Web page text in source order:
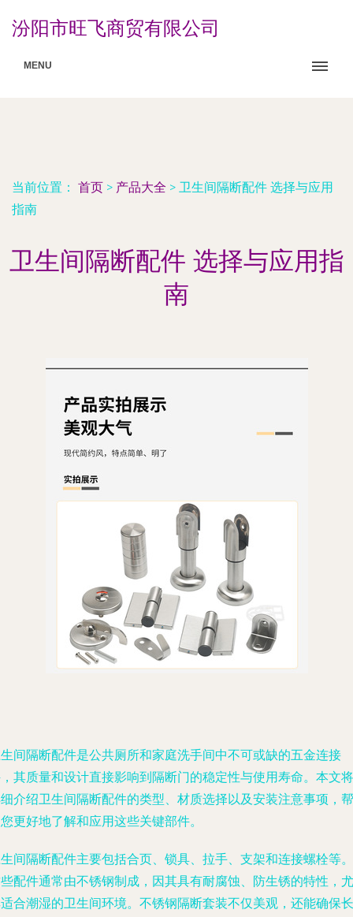
汾阳市旺飞商贸有限公司
MENU
当前位置： 首页 > 产品大全 > 卫生间隔断配件 选择与应用
指南
卫生间隔断配件 选择与应用指
南
间隔断配件是公共厕所和家庭洗手间中不可或缺的五金连接
其质量和设计直接影响到隔断门的稳定性与使用寿命。本文将
介绍卫生间隔断配件的类型、材质选择以及安装注意事项，帮
更好地了解和应用这些关键部件。
间隔断配件主要包括合页、锁具、拉手、支架和连接螺栓等。
配件通常由不锈钢制成，因其具有耐腐蚀、防生锈的特性，尤
合潮湿的卫生间环境。不锈钢隔断套装不仅美观，还能确保长